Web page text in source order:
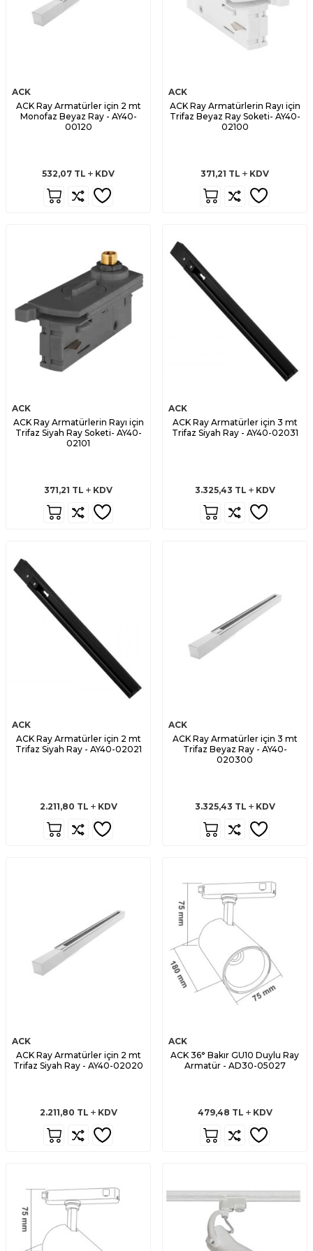
ACK
ACK Ray Armatürler için 2 mt
Monofaz Beyaz Ray - AY40-
00120
532,07 TL KDV
ACK
ACK Ray Armatürlerin Rayı için
Trifaz Beyaz Ray Soketi- AY40-
02100
371,21 TL KDV
ACK
ACK Ray Armatürlerin Rayı için
Trifaz Siyah Ray Soketi- AY40-
02101
371,21 TL KDV
ACK
ACK Ray Armatürler için 3 mt
Trifaz Siyah Ray - AY40-02031
3.325,43 TL KDV
ACK
ACK Ray Armatürler için 2 mt
Trifaz Siyah Ray - AY40-02021
2.211,80 TL KDV
ACK
ACK Ray Armatürler için 3 mt
Trifaz Beyaz Ray - AY40-
020300
3.325,43 TL KDV
ACK
ACK Ray Armatürler için 2 mt
Trifaz Siyah Ray - AY40-02020
2.211,80 TL KDV
ACK
ACK 36° Bakır GU10 Duylu Ray
Armatür - AD30-05027
479,48 TL KDV